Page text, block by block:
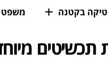
בקטנה משפט
תכשיטים